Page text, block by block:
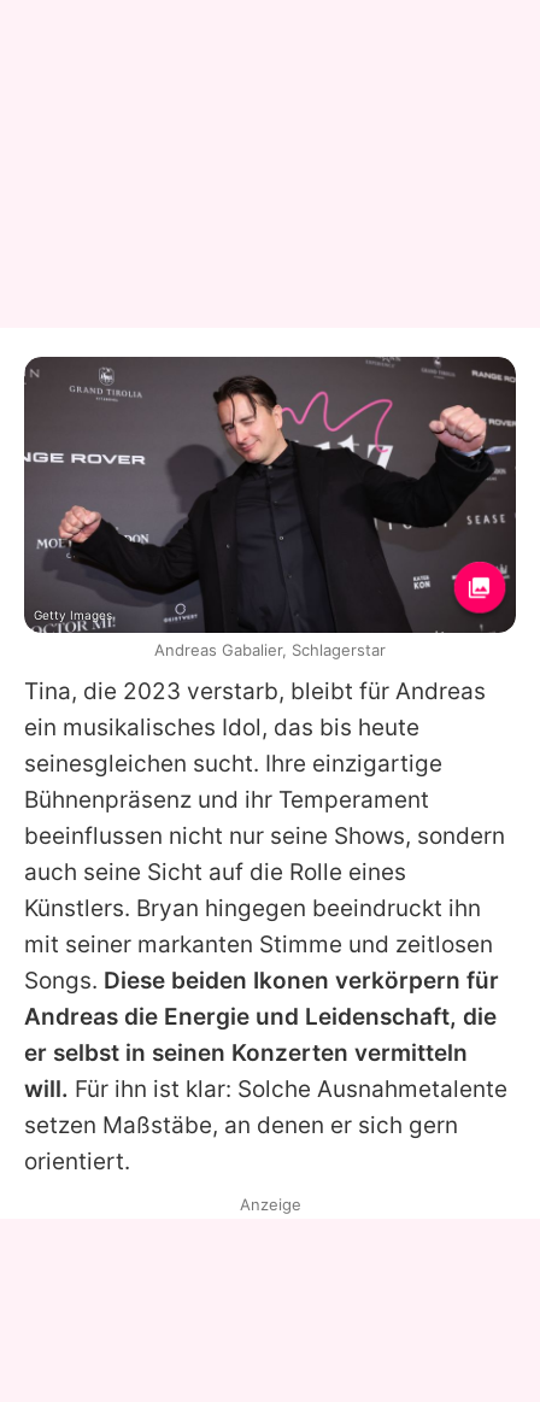
Tina, die 2023 verstarb, bleibt für Andreas
ein musikalisches Idol, das bis heute
seinesgleichen sucht. Ihre einzigartige
Bühnenpräsenz und ihr Temperament
beeinflussen nicht nur seine Shows, sondern
auch seine Sicht auf die Rolle eines
Künstlers. Bryan hingegen beeindruckt ihn
mit seiner markanten Stimme und zeitlosen
Songs. Diese beiden Ikonen verkörpern für
Andreas die Energie und Leidenschaft, die
er selbst in seinen Konzerten vermitteln
will. Für ihn ist klar: Solche Ausnahmetalente
setzen Maßstäbe, an denen er sich gern
orientiert.
Getty Images
Andreas Gabalier, Schlagerstar
Anzeige